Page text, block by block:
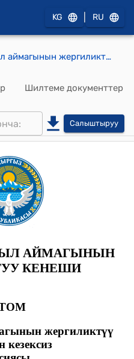
KG RU
Садыр Аке айыл аймагынын жергиликтүү кенешинин 2024-жылдын 26-августундагы №42 "Садыр Аке айыл аймагындагы S=111га жер тилкеси жөнүндө" Токтому
Шилтеме документтер
Салыштыруу